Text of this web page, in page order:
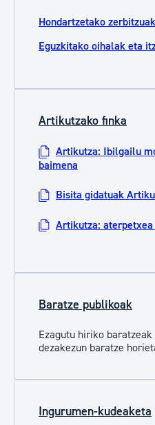
Hondartzetako
Eguzkitako oihalak eta
Artikutzako finka
Artikutza: Ibilgailu
baimena
Bisita gidatuak
Artikutza:
Baratze publikoak
Ezagutu hiriko
dezakezun baratze
Ingurumen-kudeaketa